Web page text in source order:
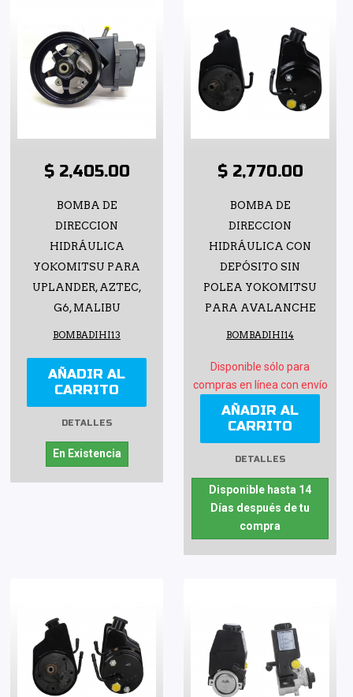
$ 2,405.00
BOMBA DE
DIRECCION
HIDRÁULICA
YOKOMITSU PARA
UPLANDER, AZTEC,
G6, MALIBU
BOMBADIHI13
AÑADIR AL
CARRITO
DETALLES
En Existencia
$ 2,770.00
BOMBA DE
DIRECCION
HIDRÁULICA CON
DEPÓSITO SIN
POLEA YOKOMITSU
PARA AVALANCHE
BOMBADIHI14
Disponible sólo para
compras en línea con envío
AÑADIR AL
CARRITO
DETALLES
Disponible hasta 14
Días después de tu
compra